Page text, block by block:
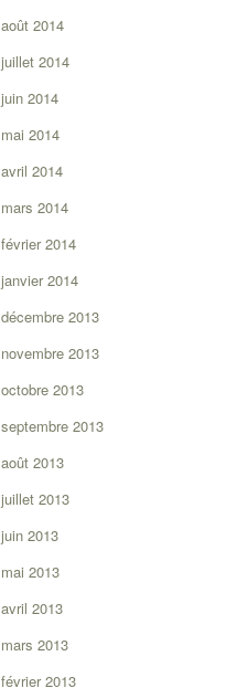
août 2014
juillet 2014
juin 2014
mai 2014
avril 2014
mars 2014
février 2014
janvier 2014
décembre 2013
novembre 2013
octobre 2013
septembre 2013
août 2013
juillet 2013
juin 2013
mai 2013
avril 2013
mars 2013
février 2013